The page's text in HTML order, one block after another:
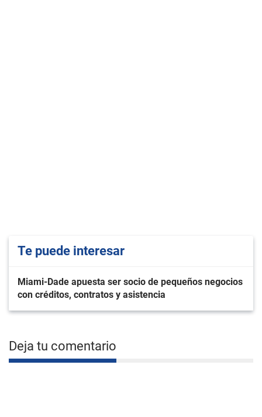
Te puede interesar
Miami-Dade apuesta ser socio de pequeños negocios
con créditos, contratos y asistencia
Deja tu comentario